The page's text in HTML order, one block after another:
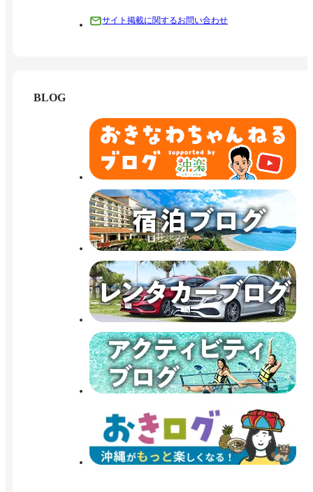
サイト掲載に関するお問い合わせ
BLOG